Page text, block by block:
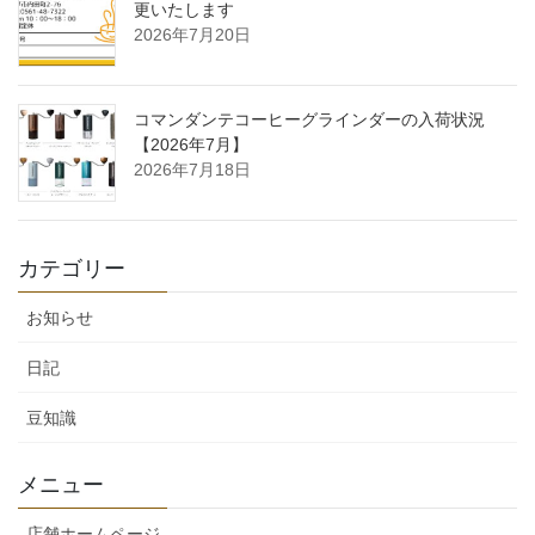
更いたします
2026年7月20日
コマンダンテコーヒーグラインダーの入荷状況
【2026年7月】
2026年7月18日
カテゴリー
お知らせ
日記
豆知識
メニュー